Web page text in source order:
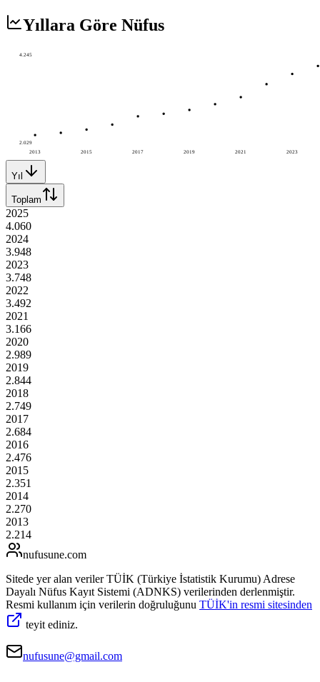
Yıllara Göre Nüfus
2013 2015 2017 2019 2021 2023
4.245
2.029
Yıl
Toplam
2025
4.060
2024
3.948
2023
3.748
2022
3.492
2021
3.166
2020
2.989
2019
2.844
2018
2.749
2017
2.684
2016
2.476
2015
2.351
2014
2.270
2013
2.214
nufusune.com
Sitede yer alan veriler TÜİK (Türkiye İstatistik Kurumu) Adrese
Dayalı Nüfus Kayıt Sistemi (ADNKS) verilerinden derlenmiştir.
Resmi kullanım için verilerin doğruluğunu TÜİK'in resmi sitesinden
teyit ediniz.
nufusune@gmail.com